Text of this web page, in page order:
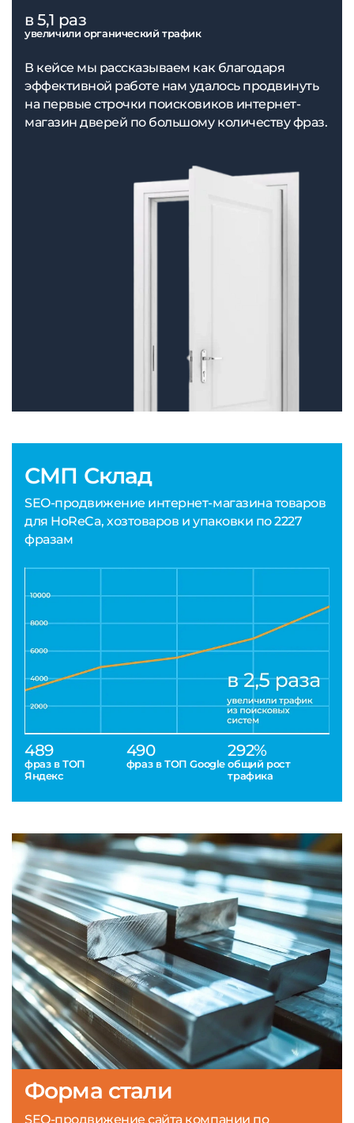
СМП Склад
SEO-продвижение интернет-магазина товаров
для HoReCa, хозтоваров и упаковки по 2227
фразам
489
фраз в ТОП
Яндекс
490
фраз в ТОП Google
292%
общий рост
трафика
в 5,1 раз
увеличили органический трафик
В кейсе мы рассказываем как благодаря
эффективной работе нам удалось продвинуть
на первые строчки поисковиков интернет-
магазин дверей по большому количеству фраз.
Форма стали
SEO-продвижение сайта компании по